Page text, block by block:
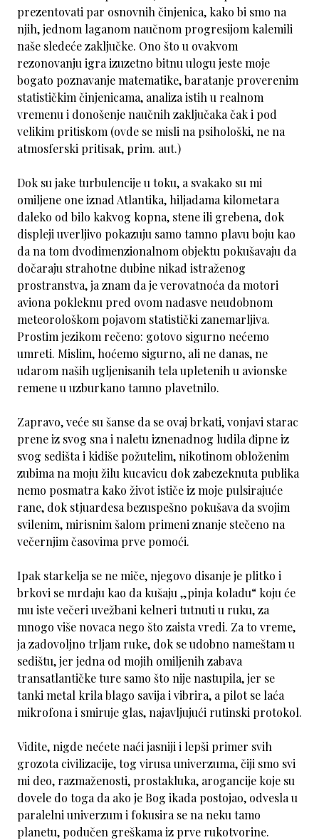
prezentovati par osnovnih činjenica, kako bi smo na
njih, jednom laganom naučnom progresijom kalemili
naše sledeće zaključke. Ono što u ovakvom
rezonovanju igra izuzetno bitnu ulogu jeste moje
bogato poznavanje matematike, baratanje proverenim
statističkim činjenicama, analiza istih u realnom
vremenu i donošenje naučnih zaključaka čak i pod
velikim pritiskom (ovde se misli na psihološki, ne na
atmosferski pritisak, prim. aut.)
Dok su jake turbulencije u toku, a svakako su mi
omiljene one iznad Atlantika, hiljadama kilometara
daleko od bilo kakvog kopna, stene ili grebena, dok
displeji uverljivo pokazuju samo tamno plavu boju kao
da na tom dvodimenzionalnom objektu pokušavaju da
dočaraju strahotne dubine nikad istraženog
prostranstva, ja znam da je verovatnoća da motori
aviona pokleknu pred ovom nadasve neudobnom
meteorološkom pojavom statistički zanemarljiva.
Prostim jezikom rečeno: gotovo sigurno nećemo
umreti. Mislim, hoćemo sigurno, ali ne danas, ne
udarom naših ugljenisanih tela upletenih u avionske
remene u uzburkano tamno plavetnilo.
Zapravo, veće su šanse da se ovaj brkati, vonjavi starac
prene iz svog sna i naletu iznenadnog ludila đipne iz
svog sedišta i kidiše požutelim, nikotinom obloženim
zubima na moju žilu kucavicu dok zabezeknuta publika
nemo posmatra kako život ističe iz moje pulsirajuće
rane, dok stjuardesa bezuspešno pokušava da svojim
svilenim, mirisnim šalom primeni znanje stečeno na
večernjim časovima prve pomoći.
Ipak starkelja se ne miče, njegovo disanje je plitko i
brkovi se mrdaju kao da kušaju „pinja koladu“ koju će
mu iste večeri uvežbani kelneri tutnuti u ruku, za
mnogo više novaca nego što zaista vredi. Za to vreme,
ja zadovoljno trljam ruke, dok se udobno nameštam u
sedištu, jer jedna od mojih omiljenih zabava
transatlantičke ture samo što nije nastupila, jer se
tanki metal krila blago savija i vibrira, a pilot se laća
mikrofona i smiruje glas, najavljujući rutinski protokol.
Vidite, nigde nećete naći jasniji i lepši primer svih
grozota civilizacije, tog virusa univerzuma, čiji smo svi
mi deo, razmaženosti, prostakluka, arogancije koje su
dovele do toga da ako je Bog ikada postojao, odvesla u
paralelni univerzum i fokusira se na neku tamo
planetu, podučen greškama iz prve rukotvorine.